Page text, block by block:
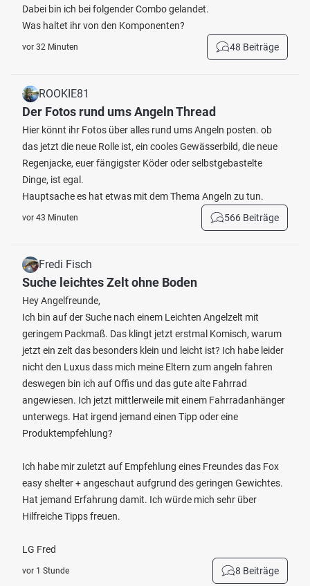
Dabei bin ich bei folgender Combo gelandet.
Was haltet ihr von den Komponenten?
vor 32 Minuten 48 Beiträge
ROOKIE81
Der Fotos rund ums Angeln Thread
Hier könnt ihr Fotos über alles rund ums Angeln posten. ob
das jetzt die neue Rolle ist, ein cooles Gewässerbild, die neue
Regenjacke, euer fängigster Köder oder selbstgebastelte
Dinge, ist egal.
Hauptsache es hat etwas mit dem Thema Angeln zu tun.
vor 43 Minuten 566 Beiträge
Fredi Fisch
Suche leichtes Zelt ohne Boden
Hey Angelfreunde,
Ich bin auf der Suche nach einem Leichten Angelzelt mit
geringem Packmaß. Das klingt jetzt erstmal Komisch, warum
jetzt ein zelt das besonders klein und leicht ist? Ich habe leider
nicht den Luxus dass mich meine Eltern zum angeln fahren
deswegen bin ich auf Offis und das gute alte Fahrrad
angewiesen. Ich jetzt mittlerweile mit einem Fahrradanhänger
unterwegs. Hat irgend jemand einen Tipp oder eine
Produktempfehlung?
Ich habe mir zuletzt auf Empfehlung eines Freundes das Fox
easy shelter + angeschaut aufgrund des geringen Gewichtes.
Hat jemand Erfahrung damit. Ich würde mich sehr über
Hilfreiche Tipps freuen.
LG Fred
vor 1 Stunde 8 Beiträge